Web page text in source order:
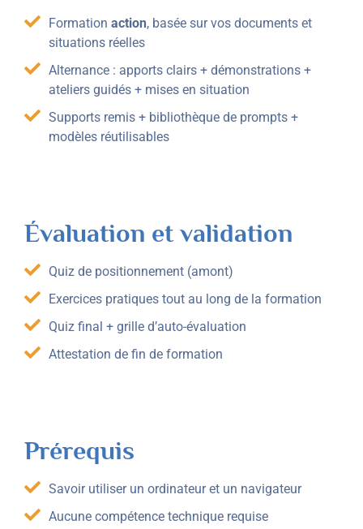
Formation action, basée sur vos documents et
situations réelles
Alternance : apports clairs + démonstrations +
ateliers guidés + mises en situation
Supports remis + bibliothèque de prompts +
modèles réutilisables
Évaluation et validation
Quiz de positionnement (amont)
Exercices pratiques tout au long de la formation
Quiz final + grille d’auto-évaluation
Attestation de fin de formation
Prérequis
Savoir utiliser un ordinateur et un navigateur
Aucune compétence technique requise